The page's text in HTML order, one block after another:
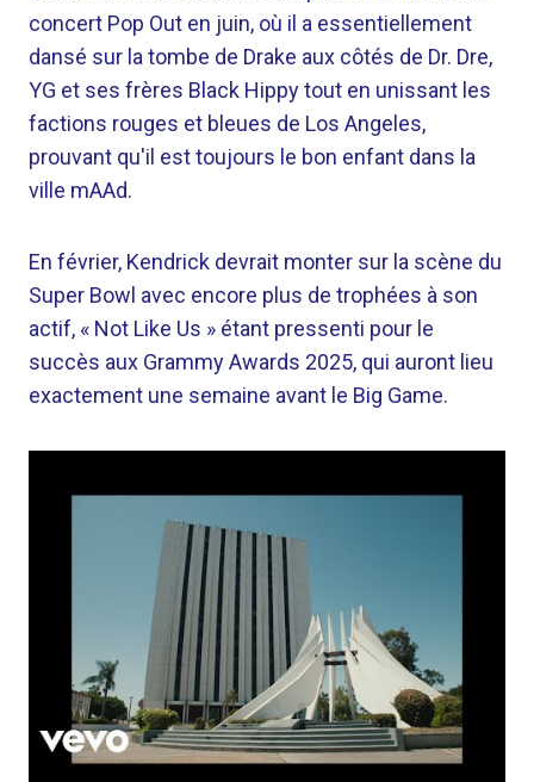
concert Pop Out en juin, où il a essentiellement
dansé sur la tombe de Drake aux côtés de Dr. Dre,
YG et ses frères Black Hippy tout en unissant les
factions rouges et bleues de Los Angeles,
prouvant qu'il est toujours le bon enfant dans la
ville mAAd.
En février, Kendrick devrait monter sur la scène du
Super Bowl avec encore plus de trophées à son
actif, « Not Like Us » étant pressenti pour le
succès aux Grammy Awards 2025, qui auront lieu
exactement une semaine avant le Big Game.